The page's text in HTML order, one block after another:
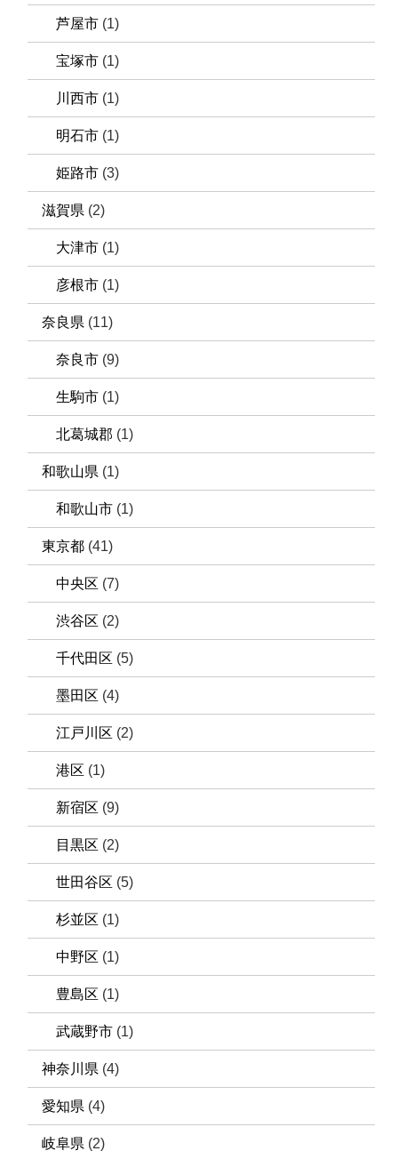
芦屋市 (1)
宝塚市 (1)
川西市 (1)
明石市 (1)
姫路市 (3)
滋賀県 (2)
大津市 (1)
彦根市 (1)
奈良県 (11)
奈良市 (9)
生駒市 (1)
北葛城郡 (1)
和歌山県 (1)
和歌山市 (1)
東京都 (41)
中央区 (7)
渋谷区 (2)
千代田区 (5)
墨田区 (4)
江戸川区 (2)
港区 (1)
新宿区 (9)
目黒区 (2)
世田谷区 (5)
杉並区 (1)
中野区 (1)
豊島区 (1)
武蔵野市 (1)
神奈川県 (4)
愛知県 (4)
岐阜県 (2)